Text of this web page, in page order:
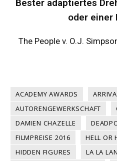
Bester adaptiertes
oder einer
The People v. O.J.
ACADEMY AWARDS
AUTORENGEWERKSCHAFT
DAMIEN CHAZELLE
FILMPREISE 2016
HELL OR
HIDDEN FIGURES
LA LA